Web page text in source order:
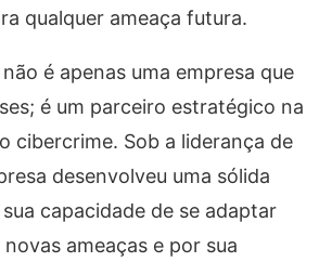
qualquer ameaça futura.
é apenas uma empresa que
é um parceiro estratégico na
cibercrime. Sob a liderança de
desenvolveu uma sólida
capacidade de se adaptar
ameaças e por sua